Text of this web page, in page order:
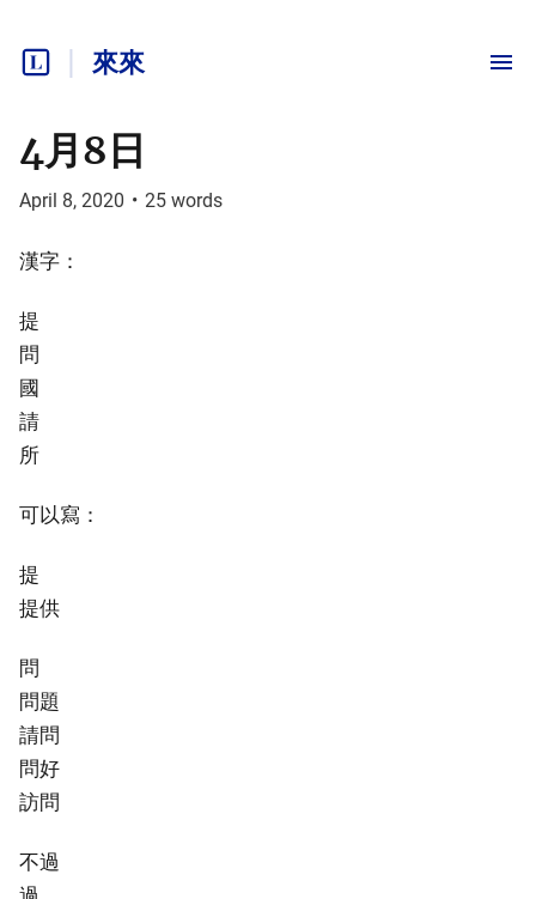
來來
4月8日
April 8, 2020 • 25 words
漢字：
提
問
國
請
所
可以寫：
提
提供
問
問題
請問
問好
訪問
不過